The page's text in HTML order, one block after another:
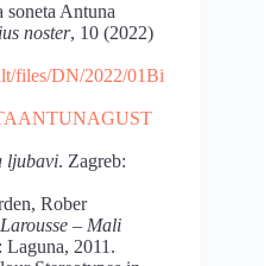
Antuna
noster, 10 (2022)
files/DN/2022/01Bi
ljubavi. Zagreb:
Rober
Larousse – Mali
Laguna, 2011.